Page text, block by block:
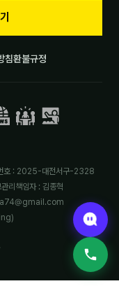
침환불규정
호 : 2025-대전서구-2328
리책임자 : 김종혁